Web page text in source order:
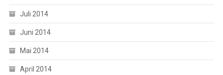
Juli 2014
Juni 2014
Mai 2014
April 2014